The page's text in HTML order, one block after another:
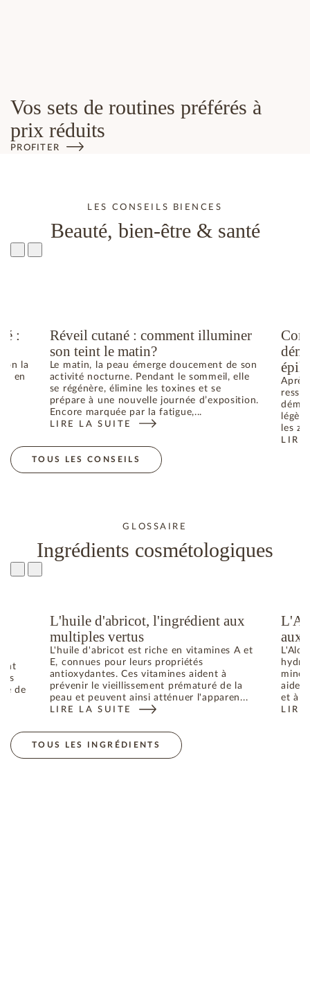
Vos sets de routines préférés à
prix réduits
PROFITER
LES CONSEILS BIENCES
Beauté, bien-être & santé
:
la
; en
: COMMENT RETROUVER L’ÉQUILIBRE
Réveil cutané : comment illuminer
son teint le matin?
Le matin, la peau émerge doucement de son
activité nocturne. Pendant le sommeil, elle
se régénère, élimine les toxines et se
prépare à une nouvelle journée d’exposition.
Encore marquée par la fatigue,...
LIRE LA SUITE
: RÉVEIL CUTANÉ : COMMENT ILLUMINER SONles
:
TOUS LES CONSEILS
GLOSSAIRE
Ingrédients cosmétologiques
de
L'huile d'abricot, l'ingrédient aux
multiples vertus
L'huile d'abricot est riche en vitamines A et
E, connues pour leurs propriétés
antioxydantes. Ces vitamines aident à
prévenir le vieillissement prématuré de la
peau et peuvent ainsi atténuer l'apparen...
LIRE LA SUITE
: L'HUILE D'ABRICOT, L'INGRÉDIENT AUX
aux
et à
:
TOUS LES INGRÉDIENTS